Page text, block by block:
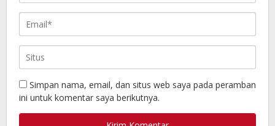
Simpan nama, email, dan situs web saya pada peramban
ini untuk komentar saya berikutnya.